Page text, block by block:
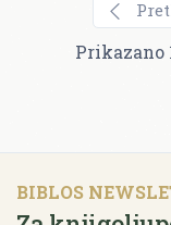
Prikazano
BIBLOS